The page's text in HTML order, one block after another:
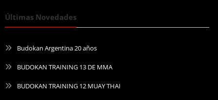
Últimas Novedades
Budokan Argentina 20 años
BUDOKAN TRAINING 13 DE MMA
BUDOKAN TRAINING 12 MUAY THAI